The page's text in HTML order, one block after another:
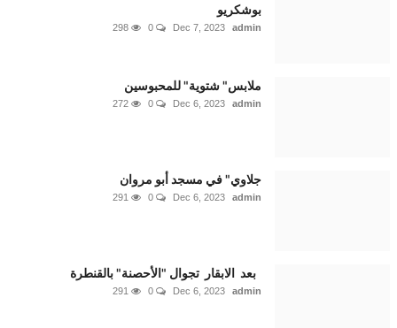
بوشكريو
Dec 7, 2023
0
298
ملابس" شتوية" للمحبوسين
Dec 6, 2023
0
272
جلاوي" في مسجد أبو مروان
Dec 6, 2023
0
291
بعد الابقار تجوال "الأحصنة" بالقنطرة
Dec 6, 2023
0
291